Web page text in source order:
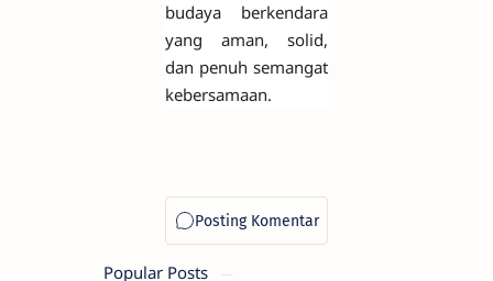
budaya berkendara
yang aman, solid,
dan penuh semangat
kebersamaan.
Popular Posts